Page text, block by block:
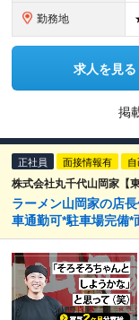
勤務地
求人を見る
掲
正社員 面接情報有
株式会社丸千代山岡家【
ラーメン山岡家の店
車通勤可*駐車場完備*